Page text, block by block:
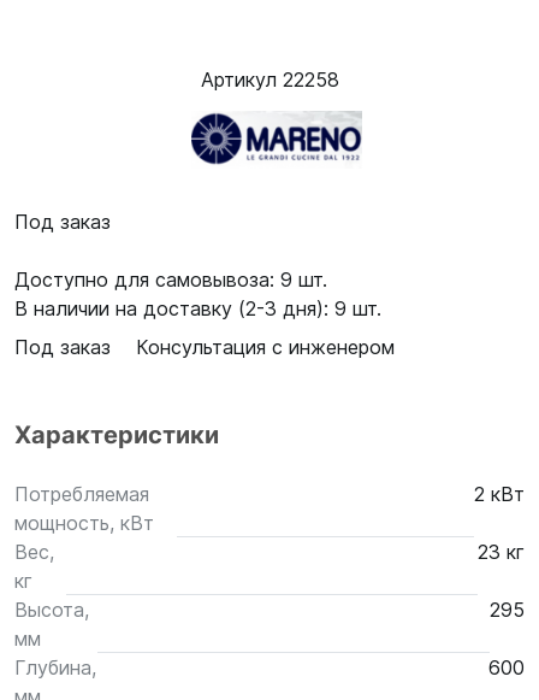
Артикул 22258
Под заказ
Доступно для самовывоза: 9 шт.
В наличии на доставку (2-3 дня): 9 шт.
Под заказ
Консультация с инженером
Характеристики
Потребляемая
мощность, кВт
2 кВт
Вес,
кг
23 кг
Высота,
мм
295
Глубина,
600